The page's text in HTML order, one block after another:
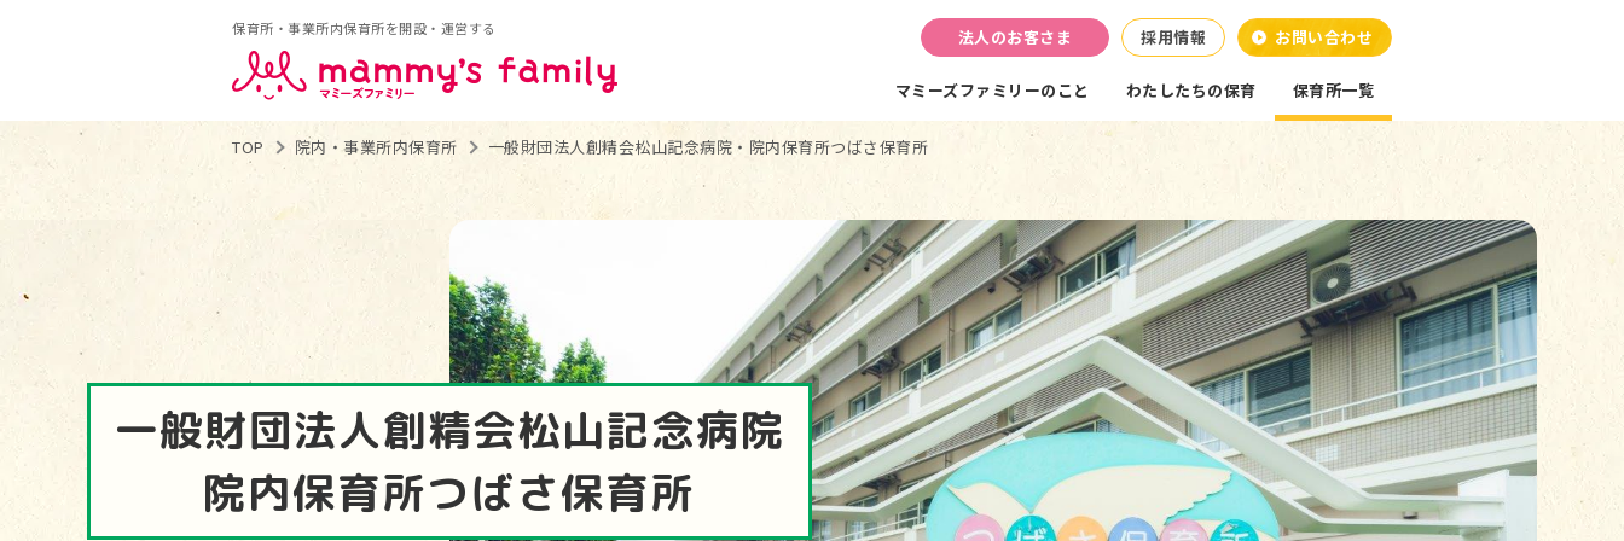
保育所・事業所内保育所を開設・運営する 法人のお客さま 採用情報 お問い合わせ
マミーズファミリーのこと わたしたちの保育 保育所一覧
TOP 院内・事業所内保育所 一般財団法人創精会松山記念病院・院内保育所つばさ保育所
一般財団法人創精会松山記念病院
院内保育所つばさ保育所